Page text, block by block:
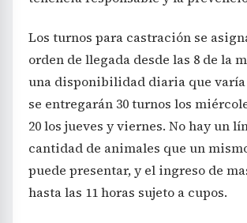
Los turnos para castración se
orden de llegada desde las 8 de la
una disponibilidad diaria que varía
se entregarán 30 turnos los
20 los jueves y viernes. No hay un
cantidad de animales que un
puede presentar, y el ingreso de
hasta las 11 horas sujeto a cupos.